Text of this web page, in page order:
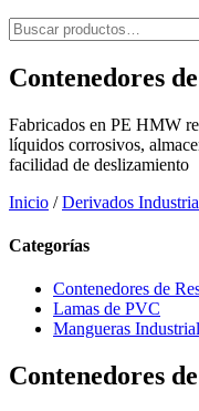
Buscar
por:
Contenedores
Fabricados en PE HMW
líquidos corrosivos,
facilidad de deslizamiento
Inicio /Derivados
Categorías
Contenedores de
Lamas de PVC
Mangueras
Contenedores